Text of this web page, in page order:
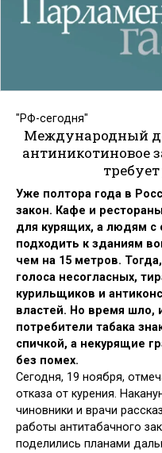
"РФ-сегодня"
Международный
антиникотиновое
Уже полтора года в
закон. Кафе и
для курящих, а людям с
подходить к зданиям
чем на 15 метров.
голоса несогласных,
курильщиков и
властей. Но время шло,
потребители табака
спичкой, а некурящие
без помех.
Сегодня, 19 ноября,
отказа от курения.
чиновники и врачи
работы антитабачного
поделились планами